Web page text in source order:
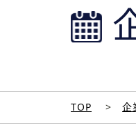
TOP 企